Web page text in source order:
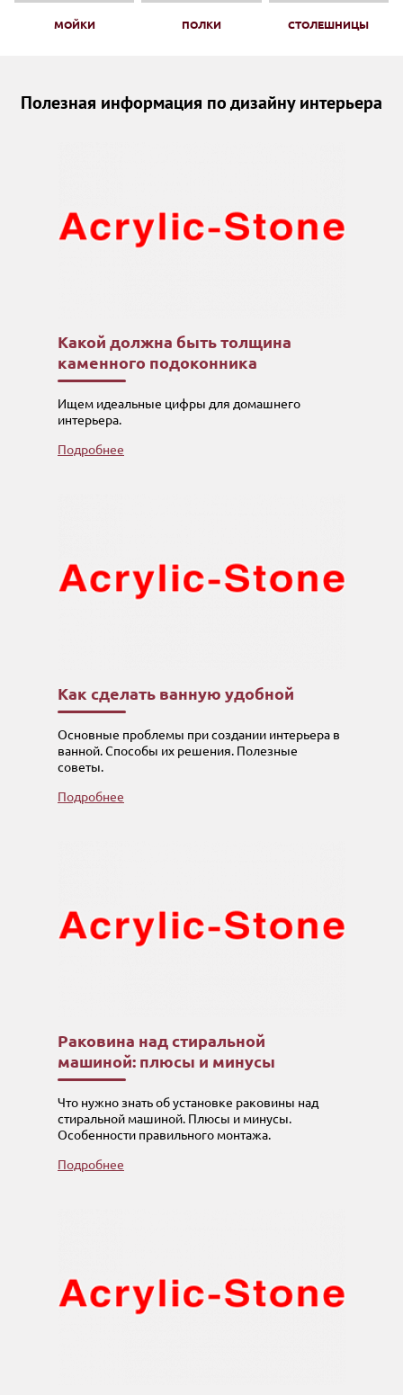
МОЙКИ ПОЛКИ СТОЛЕШНИЦЫ
Полезная информация по дизайну интерьера
Какой должна быть толщина
каменного подоконника
Ищем идеальные цифры для домашнего
интерьера.
Подробнее
Как сделать ванную удобной
Основные проблемы при создании интерьера в
ванной. Способы их решения. Полезные
советы.
Подробнее
Раковина над стиральной
машиной: плюсы и минусы
Что нужно знать об установке раковины над
стиральной машиной. Плюсы и минусы.
Особенности правильного монтажа.
Подробнее